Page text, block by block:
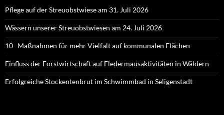
Pflege auf der Streuobstwiese am 31. Juli 2026
Wässern unserer Streuobstwiesen am 24. Juli 2026
10 Maßnahmen für mehr Vielfalt auf kommunalen Flächen
Einfluss der Forstwirtschaft auf Fledermausaktivitäten in Wäldern
Erfolgreiche Stockentenbrut im Schwimmbad in Seligenstadt